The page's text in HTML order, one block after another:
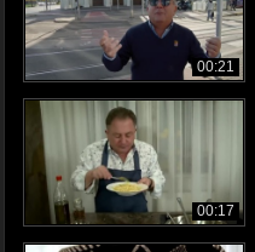
00:21
00:17